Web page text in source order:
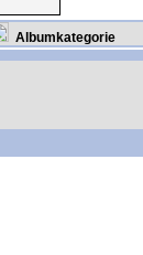
Albumkategorie